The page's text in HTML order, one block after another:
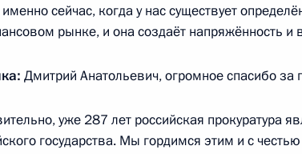
Медведев почтил память Патриарха
2009 года, 15:30 Москва, Богоявленский собор
сейчас, когда у нас существует
рынке, и она создаёт напряжённость и
Дмитрий Анатольевич, огромное спасибо за
уже 287 лет российская прокуратура
государства. Мы гордимся этим и с